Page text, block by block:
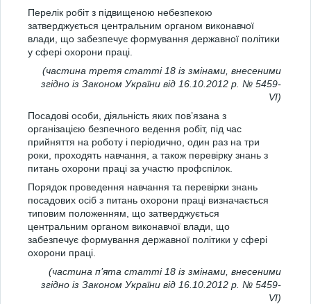
Перелік робіт з підвищеною небезпекою
затверджується центральним органом виконавчої
влади, що забезпечує формування державної політики
у сфері охорони праці.
(частина третя статті 18 із змінами, внесеними
згідно із Законом України від 16.10.2012 р. № 5459-
VI)
Посадові особи, діяльність яких пов’язана з
організацією безпечного ведення робіт, під час
прийняття на роботу і періодично, один раз на три
роки, проходять навчання, а також перевірку знань з
питань охорони праці за участю профспілок.
Порядок проведення навчання та перевірки знань
посадових осіб з питань охорони праці визначається
типовим положенням, що затверджується
центральним органом виконавчої влади, що
забезпечує формування державної політики у сфері
охорони праці.
(частина п’ята статті 18 із змінами, внесеними
згідно із Законом України від 16.10.2012 р. № 5459-
VI)